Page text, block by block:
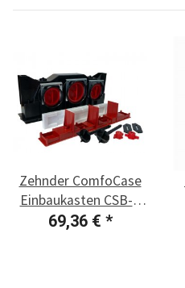
Zehnder ComfoCase
Einbaukasten CSB-P
400
69,36 € *